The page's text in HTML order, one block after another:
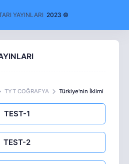
YAYINLARI 2023 ©
TYT COĞRAFYA Türkiye'nin İklimi
TEST-1
TEST-2